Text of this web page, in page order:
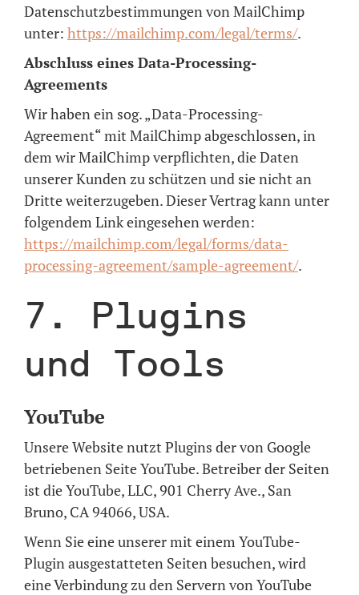
Datenschutzbestimmungen von MailChimp
unter: https://mailchimp.com/legal/terms/.
Abschluss eines Data-Processing-
Agreements
Wir haben ein sog. „Data-Processing-
Agreement“ mit MailChimp abgeschlossen, in
dem wir MailChimp verpflichten, die Daten
unserer Kunden zu schützen und sie nicht an
Dritte weiterzugeben. Dieser Vertrag kann unter
folgendem Link eingesehen werden:
https://mailchimp.com/legal/forms/data-
processing-agreement/sample-agreement/.
7. Plugins
und Tools
YouTube
Unsere Website nutzt Plugins der von Google
betriebenen Seite YouTube. Betreiber der Seiten
ist die YouTube, LLC, 901 Cherry Ave., San
Bruno, CA 94066, USA.
Wenn Sie eine unserer mit einem YouTube-
Plugin ausgestatteten Seiten besuchen, wird
eine Verbindung zu den Servern von YouTube